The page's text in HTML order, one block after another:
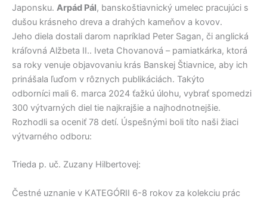
Japonsku. Arpád Pál, banskoštiavnický umelec pracujúci s
dušou krásneho dreva a drahých kameňov a kovov.
Jeho diela dostali darom napríklad Peter Sagan, či anglická
kráľovná Alžbeta II.. Iveta Chovanová – pamiatkárka, ktorá
sa roky venuje objavovaniu krás Banskej Štiavnice, aby ich
prinášala ľuďom v rôznych publikáciách. Takýto
odborníci mali 6. marca 2024 ťažkú úlohu, vybrať spomedzi
300 výtvarných diel tie najkrajšie a najhodnotnejšie.
Rozhodli sa oceniť 78 detí. Úspešnými boli títo naši žiaci
výtvarného odboru:
Trieda p. uč. Zuzany Hilbertovej:
Čestné uznanie v KATEGÓRII 6-8 rokov za kolekciu prác